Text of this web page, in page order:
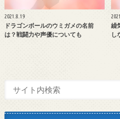
2021.8.19
ドラゴンボールのウミガメの名前
は？戦闘力や声優についても
繰
し